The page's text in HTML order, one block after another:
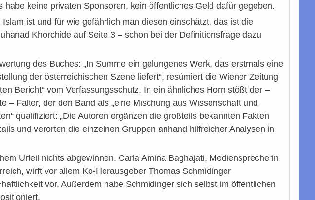
keine privaten Sponsoren, kein öffentliches Geld dafür gegeben.
ist und für wie gefährlich man diesen einschätzt, das ist die
Khorchide auf Seite 3 – schon bei der Definitionsfrage dazu
des Buches: „In Summe ein gelungenes Werk, das erstmals eine
der österreichischen Szene liefert“, resümiert die Wiener Zeitung
Bericht“ vom Verfassungsschutz. In ein ähnliches Horn stößt der –
– Falter, der den Band als „eine Mischung aus Wissenschaft und
qualifiziert: „Die Autoren ergänzen die großteils bekannten Fakten
und verorten die einzelnen Gruppen anhand hilfreicher Analysen in
Urteil nichts abgewinnen. Carla Amina Baghajati, Mediensprecherin
wirft vor allem Ko-Herausgeber Thomas Schmidinger
vor. Außerdem habe Schmidinger sich selbst im öffentlichen